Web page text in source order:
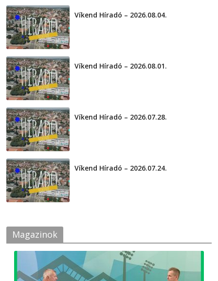
Víkend Híradó – 2026.08.04.
Víkend Híradó – 2026.08.01.
Víkend Híradó – 2026.07.28.
Víkend Híradó – 2026.07.24.
Magazinok